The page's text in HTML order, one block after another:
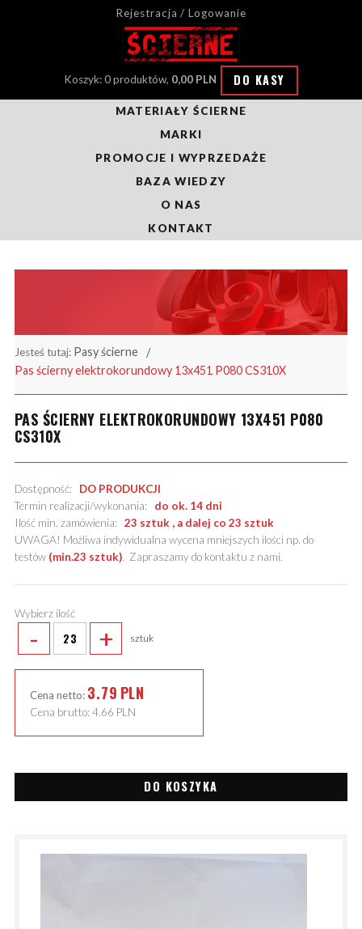
Rejestracja / Logowanie
Koszyk: 0 produktów, 0,00 PLN DO KASY
MATERIAŁY ŚCIERNE
MARKI
PROMOCJE I WYPRZEDAŻE
BAZA WIEDZY
O NAS
KONTAKT
Jesteś tutaj: Pasy ścierne
Pas ścierny elektrokorundowy 13x451 P080 CS310X
PAS ŚCIERNY ELEKTROKORUNDOWY 13X451 P080
CS310X
Dostępność: DO PRODUKCJI
Termin realizacji/wykonania: do ok. 14 dni
Ilość min. zamówienia: 23 sztuk , a dalej co 23 sztuk
UWAGA! Możliwa indywidualna wycena mniejszych ilości np. do
testów (min.23 sztuk). Zapraszamy do kontaktu z nami.
Wybierz ilość
- + sztuk
Cena netto: 3.79 PLN
Cena brutto: 4.66 PLN
DO KOSZYKA